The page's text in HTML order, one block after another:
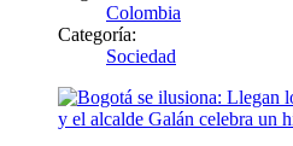
Colombia
Categoría:
Sociedad